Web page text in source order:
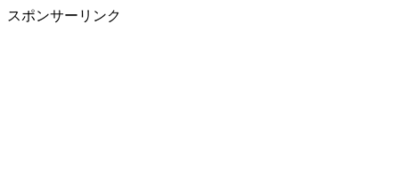
スポンサーリンク